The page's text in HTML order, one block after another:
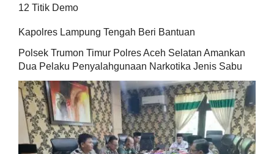
12 Titik Demo
Kapolres Lampung Tengah Beri Bantuan
Polsek Trumon Timur Polres Aceh Selatan Amankan
Dua Pelaku Penyalahgunaan Narkotika Jenis Sabu